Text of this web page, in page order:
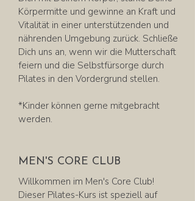
Körpermitte und gewinne an Kraft und
Vitalität in einer unterstützenden und
nährenden Umgebung zurück. Schließe
Dich uns an, wenn wir die Mutterschaft
feiern und die Selbstfürsorge durch
Pilates in den Vordergrund stellen.
*Kinder können gerne mitgebracht
werden.
MEN'S CORE CLUB
Willkommen im Men's Core Club!
Dieser Pilates-Kurs ist speziell auf